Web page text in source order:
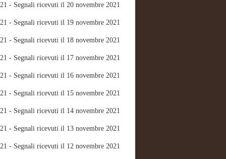
- Segnali ricevuti il 20 novembre 2021
- Segnali ricevuti il 19 novembre 2021
- Segnali ricevuti il 18 novembre 2021
- Segnali ricevuti il 17 novembre 2021
- Segnali ricevuti il 16 novembre 2021
- Segnali ricevuti il 15 novembre 2021
- Segnali ricevuti il 14 novembre 2021
- Segnali ricevuti il 13 novembre 2021
- Segnali ricevuti il 12 novembre 2021